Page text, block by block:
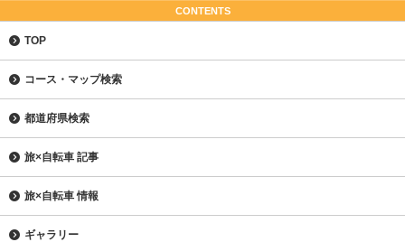
CONTENTS
TOP
コース・マップ検索
都道府県検索
旅×自転車 記事
旅×自転車 情報
ギャラリー